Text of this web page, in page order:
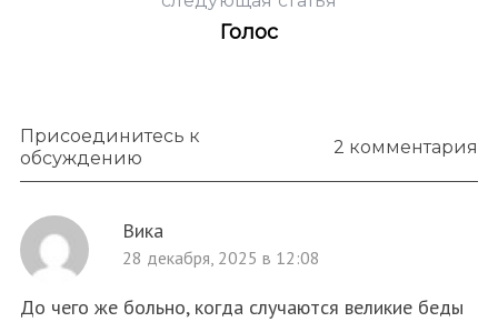
Голос
Присоединитесь к
обсуждению
2 комментария
Вика
28 декабря, 2025 в 12:08
До чего же больно, когда случаются великие беды